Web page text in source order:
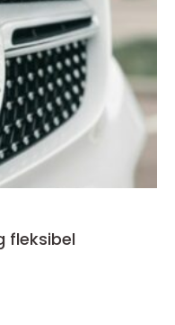
fleksibel